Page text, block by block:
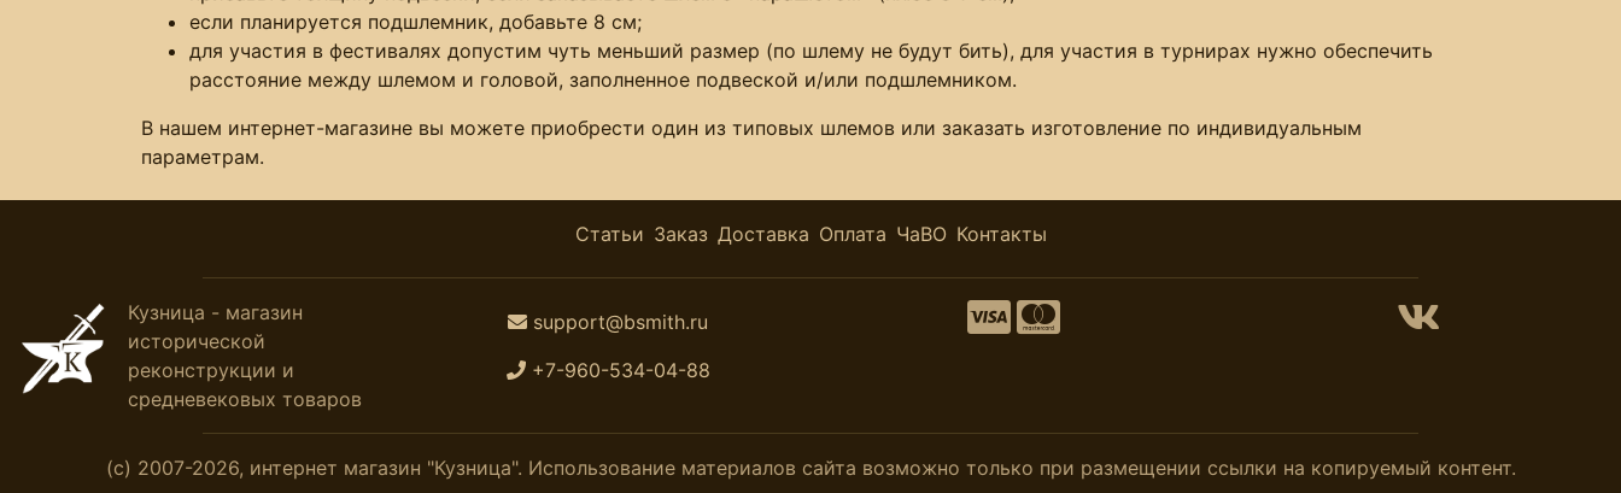
если планируется подшлемник, добавьте 8 см;
для участия в фестивалях допустим чуть меньший размер (по шлему не будут бить), для участия в турнирах нужно обеспечить
расстояние между шлемом и головой, заполненное подвеской и/или подшлемником.
В нашем интернет-магазине вы можете приобрести один из типовых шлемов или заказать изготовление по индивидуальным
параметрам.
Статьи Заказ Доставка Оплата ЧаВО Контакты
Кузница - магазин
исторической
реконструкции и
средневековых товаров
support@bsmith.ru
+7-960-534-04-88
(с) 2007-2026, интернет магазин "Кузница". Использование материалов сайта возможно только при размещении ссылки на копируемый контент.